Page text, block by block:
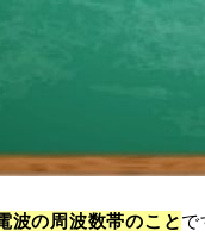
波の周波数帯のことで